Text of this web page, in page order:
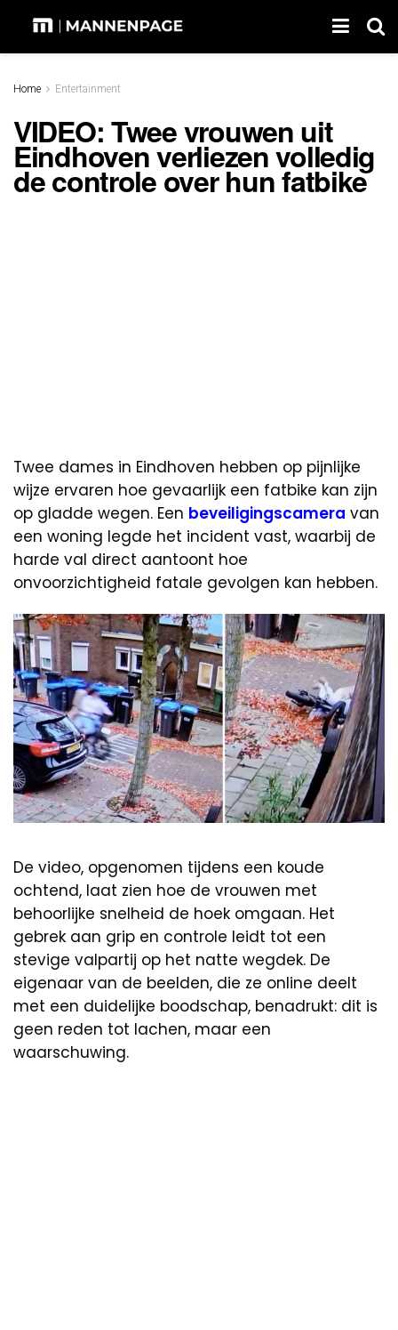
Home Entertainment
VIDEO: Twee vrouwen uit
Eindhoven verliezen volledig
de controle over hun fatbike
Twee dames in Eindhoven hebben op pijnlijke
wijze ervaren hoe gevaarlijk een fatbike kan zijn
op gladde wegen. Een beveiligingscamera van
een woning legde het incident vast, waarbij de
harde val direct aantoont hoe
onvoorzichtigheid fatale gevolgen kan hebben.
De video, opgenomen tijdens een koude
ochtend, laat zien hoe de vrouwen met
behoorlijke snelheid de hoek omgaan. Het
gebrek aan grip en controle leidt tot een
stevige valpartij op het natte wegdek. De
eigenaar van de beelden, die ze online deelt
met een duidelijke boodschap, benadrukt: dit is
geen reden tot lachen, maar een
waarschuwing.